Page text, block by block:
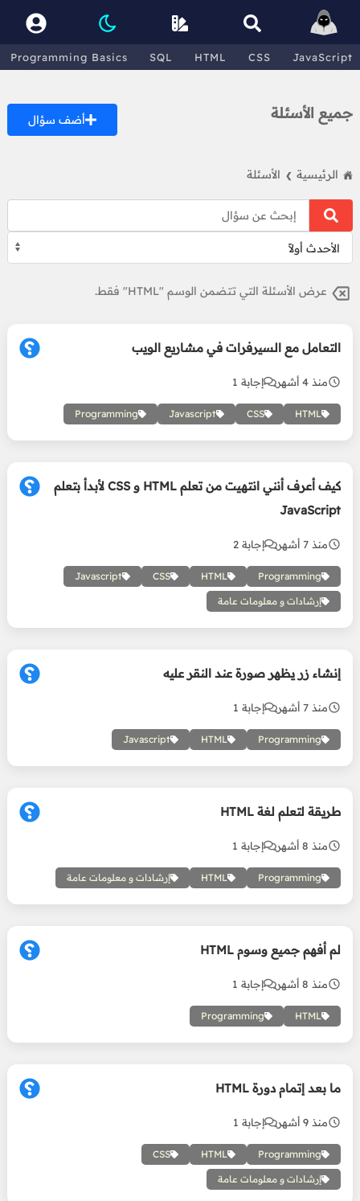
Programming Basics SQL HTML CSS JavaScript
جميع الأسئلة أضف سؤال
الرئيسية ❯ الأسئلة
عرض الأسئلة التي تتضمن الوسم "HTML" فقط.
التعامل مع السيرفرات في مشاريع الويب
منذ 4 أشهر إجابة 1
HTML
CSS
Javascript
Programming
كيف أعرف أنني انتهيت من تعلم HTML و CSS لأبدأ بتعلم
JavaScript
منذ 7 أشهر إجابة 2
Programming
HTML
CSS
Javascript
إرشادات و معلومات عامة
إنشاء زر يظهر صورة عند النقر عليه
منذ 7 أشهر إجابة 1
Programming
HTML
Javascript
طريقة لتعلم لغة HTML
منذ 8 أشهر إجابة 1
Programming
HTML إرشادات و معلومات عامة
لم أفهم جميع وسوم HTML
منذ 8 أشهر إجابة 1
HTML
Programming
ما بعد إتمام دورة HTML
منذ 9 أشهر إجابة 1
Programming
HTML
CSS
إرشادات و معلومات عامة